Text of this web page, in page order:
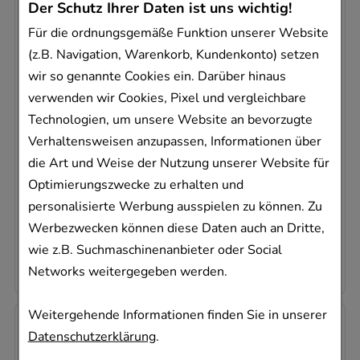
Der Schutz Ihrer Daten ist uns wichtig!
Für die ordnungsgemäße Funktion unserer Website
(z.B. Navigation, Warenkorb, Kundenkonto) setzen
wir so genannte Cookies ein. Darüber hinaus
verwenden wir Cookies, Pixel und vergleichbare
Technologien, um unsere Website an bevorzugte
Verhaltensweisen anzupassen, Informationen über
die Art und Weise der Nutzung unserer Website für
Optimierungszwecke zu erhalten und
personalisierte Werbung ausspielen zu können. Zu
Werbezwecken können diese Daten auch an Dritte,
wie z.B. Suchmaschinenanbieter oder Social
Networks weitergegeben werden.
Weitergehende Informationen finden Sie in unserer
Datenschutzerklärung.
LOSARTAN HCT Dexcel 100/12,5mg
Filmtabletten
Dexcel Pharma GmbH
98St
Filmtabletten
08999109
Dieses Produkt ist zur Zeit nicht verfügbar
28,95 €¹
0,30 € pro 1 Stk